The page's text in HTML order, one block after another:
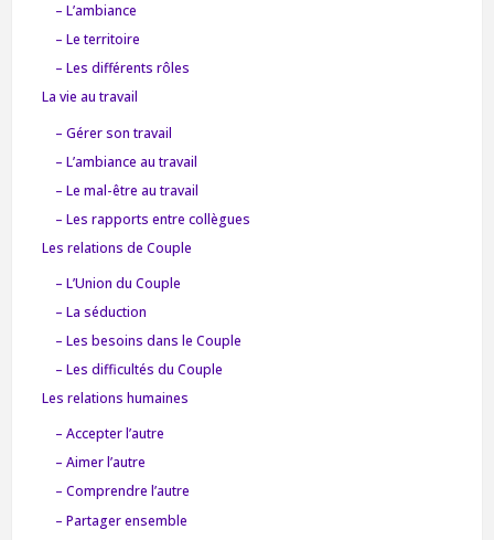
– L’ambiance
– Le territoire
– Les différents rôles
La vie au travail
– Gérer son travail
– L’ambiance au travail
– Le mal-être au travail
– Les rapports entre collègues
Les relations de Couple
– L’Union du Couple
– La séduction
– Les besoins dans le Couple
– Les difficultés du Couple
Les relations humaines
– Accepter l’autre
– Aimer l’autre
– Comprendre l’autre
– Partager ensemble